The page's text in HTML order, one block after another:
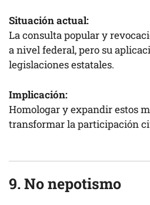
Situación actual:
La consulta popular y
a nivel federal, pero su
legislaciones estatales.
Implicación:
Homologar y expandir estos
transformar la participación
9. No nepotismo